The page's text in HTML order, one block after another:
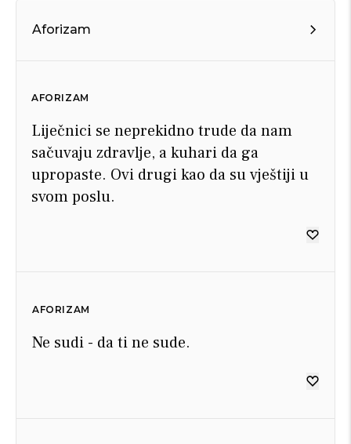
Aforizam
AFORIZAM
Liječnici se neprekidno trude da nam
sačuvaju zdravlje, a kuhari da ga
upropaste. Ovi drugi kao da su vještiji u
svom poslu.
AFORIZAM
Ne sudi - da ti ne sude.